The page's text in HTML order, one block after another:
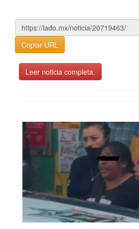
Copiar URL
Leer noticia completa.